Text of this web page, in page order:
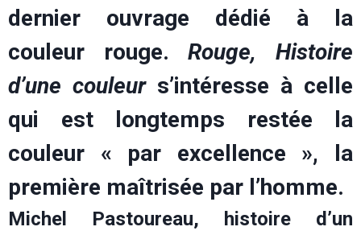
dernier ouvrage dédié à la
couleur rouge.Rouge, Histoire
d’une couleurs’intéresse à celle
qui est longtemps restée la
couleur « par excellence », la
première maîtrisée par l’homme.
Michel Pastoureau, histoire d’un